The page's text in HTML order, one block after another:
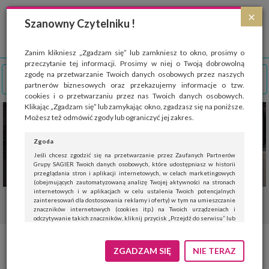
×
Szanowny Czytelniku !
Zanim klikniesz „Zgadzam się” lub zamkniesz to okno, prosimy o
przeczytanie tej informacji. Prosimy w niej o Twoją dobrowolną
zgodę na przetwarzanie Twoich danych osobowych przez naszych
partnerów biznesowych oraz przekazujemy informacje o tzw.
cookies i o przetwarzaniu przez nas Twoich danych osobowych.
Klikając „Zgadzam się” lub zamykając okno, zgadzasz się na poniższe.
Możesz też odmówić zgody lub ograniczyć jej zakres.
Zgoda
Jeśli chcesz zgodzić się na przetwarzanie przez Zaufanych Partnerów
Grupy SAGIER Twoich danych osobowych, które udostępniasz w historii
przeglądania stron i aplikacji internetowych, w celach marketingowych
(obejmujących zautomatyzowaną analizę Twojej aktywności na stronach
internetowych i w aplikacjach w celu ustalenia Twoich potencjalnych
zainteresowań dla dostosowania reklamy i oferty) w tym na umieszczanie
znaczników internetowych (cookies itp.) na Twoich urządzeniach i
odczytywanie takich znaczników, kliknij przycisk „Przejdź do serwisu” lub
Jeśli nie chcesz wyrazić zgody, kliknij „Nie teraz”.
Wyrażenie zgody jest dobrowolne. Możesz edytować zakres zgody, w tym
ZGADZAM SIĘ NIE TERAZ
Strona wykorzystuje pliki cookies, które służą głównie do celów statystycznych.
Wyrażając zgodę na używanie 'cookies', zezwalasz na zapisanie ich w pamięci
przeglądarki. Przejdź do
polityki cookies
Co posadzić, by w ogrodzie